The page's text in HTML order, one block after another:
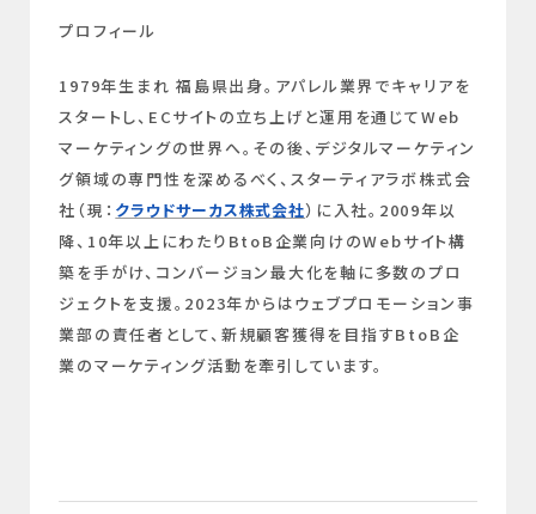
プロフィール
1979年生まれ 福島県出身。アパレル業界でキャリアを
スタートし、ECサイトの立ち上げと運用を通じてWeb
マーケティングの世界へ。その後、デジタルマーケティン
グ領域の専門性を深めるべく、スターティアラボ株式会
社（現： クラウドサーカス株式会社）に入社。2009年以
降、10年以上にわたりBtoB企業向けのWebサイト構
築を手がけ、コンバージョン最大化を軸に多数のプロ
ジェクトを支援。2023年からはウェブプロモーション事
業部の責任者として、新規顧客獲得を目指すBtoB企
業のマーケティング活動を牽引しています。